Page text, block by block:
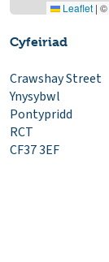
Leaflet | ©
Cyfeiriad
Crawshay Street
Ynysybwl
Pontypridd
RCT
CF37 3EF